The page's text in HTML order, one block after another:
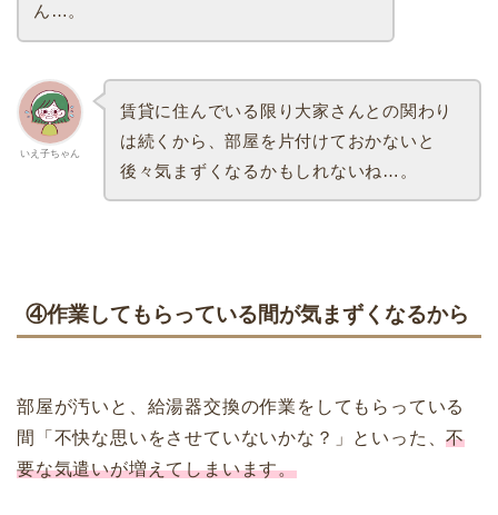
ん…。
いえ子ちゃん
賃貸に住んでいる限り大家さんとの関わり
は続くから、部屋を片付けておかないと
後々気まずくなるかもしれないね…。
④作業してもらっている間が気まずくなるから
部屋が汚いと、給湯器交換の作業をしてもらっている
間「不快な思いをさせていないかな？」といった、不
要な気遣いが増えてしまいます。